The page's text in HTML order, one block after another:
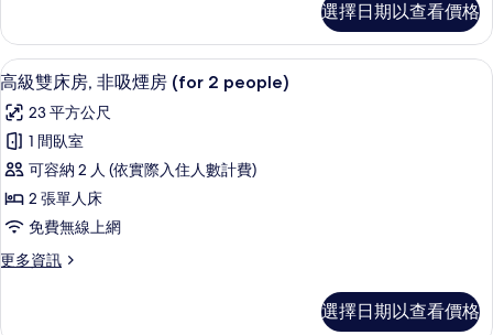
(Moderate,
for
2
people)
的
所
有
相
房,
非
吸
房
(Moderate,
for
2
people)
的
詳
情
選擇日期以查看價格
顯
示
高
級
雙
床
非
煙
高級雙床房, 非吸煙房 (for 2 people)
6
高級雙床房, 非吸煙房 (for 2 people)
23 平方公尺
1 間臥室
可容納 2 人 (依實際入住人數計費)
2 張單人床
免費無線上網
更多資訊
更
選擇日期以查看價格